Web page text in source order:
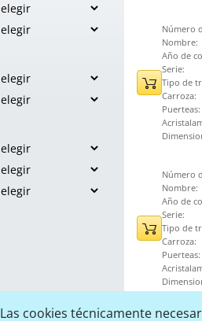
Las cookies técnicamente
Número
Nombre:
Año de
Serie:
Tipo de
Carroza:
Puerteas:
Número
Nombre:
Año de
Serie:
Tipo de
Carroza:
Puerteas: